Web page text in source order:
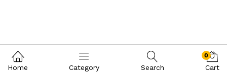
Home Category Search
0
Cart